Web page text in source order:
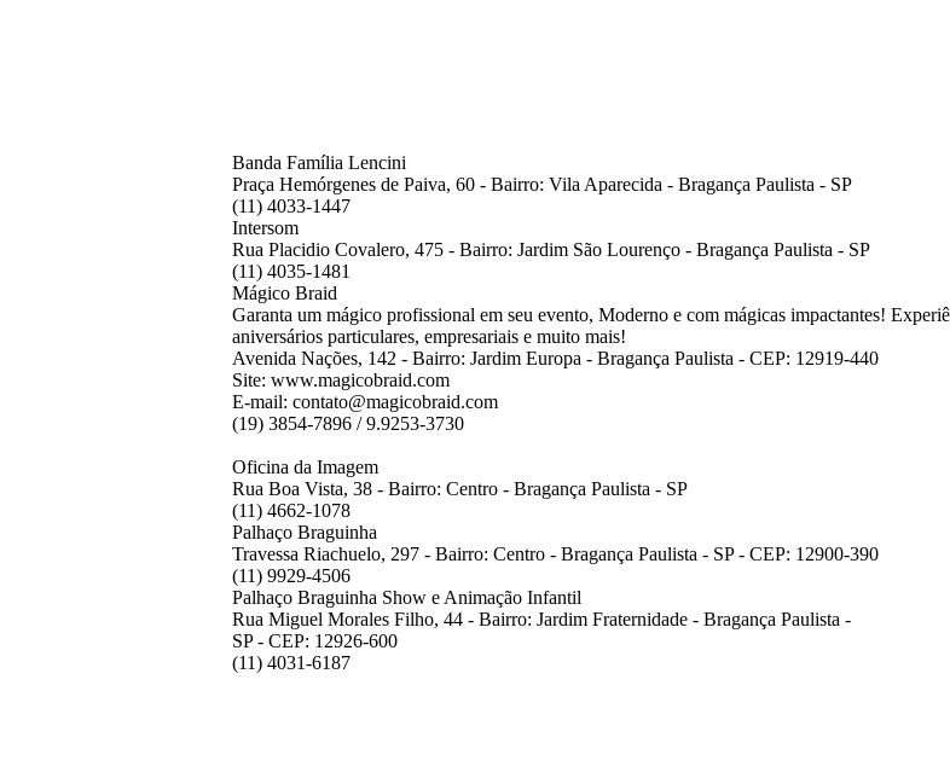
Banda Família Lencini
Praça Hemórgenes de Paiva, 60 - Bairro: Vila Aparecida - Bragança Paulista - SP
(11) 4033-1447
Intersom
Rua Placidio Covalero, 475 - Bairro: Jardim São Lourenço - Bragança Paulista - SP
(11) 4035-1481
Mágico Braid
Garanta um mágico profissional em seu evento, Moderno e com mágicas impactantes!
aniversários particulares, empresariais e muito mais!
Avenida Nações, 142 - Bairro: Jardim Europa - Bragança Paulista - CEP: 12919-440
Site: www.magicobraid.com
E-mail: contato@magicobraid.com
(19) 3854-7896 / 9.9253-3730
Oficina da Imagem
Rua Boa Vista, 38 - Bairro: Centro - Bragança Paulista - SP
(11) 4662-1078
Palhaço Braguinha
Travessa Riachuelo, 297 - Bairro: Centro - Bragança Paulista - SP - CEP: 12900-390
(11) 9929-4506
Palhaço Braguinha Show e Animação Infantil
Rua Miguel Morales Filho, 44 - Bairro: Jardim Fraternidade - Bragança Paulista -
SP - CEP: 12926-600
(11) 4031-6187